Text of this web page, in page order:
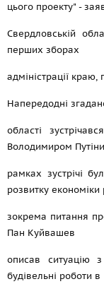
цього проекту" -
Свердловській
перших зборах
адміністрації
Напередодні
області
Володимиром
рамках зустрічі
розвитку економіки
зокрема питання
Пан Куйвашев
описав ситуацію
будівельні роботи в